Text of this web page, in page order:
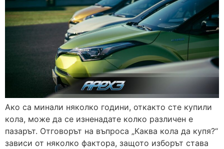
Ако са минали няколко години, откакто сте купили
кола, може да се изненадате колко различен е
пазарът. Отговорът на въпроса „Каква кола да купя?“
зависи от няколко фактора, защото изборът става